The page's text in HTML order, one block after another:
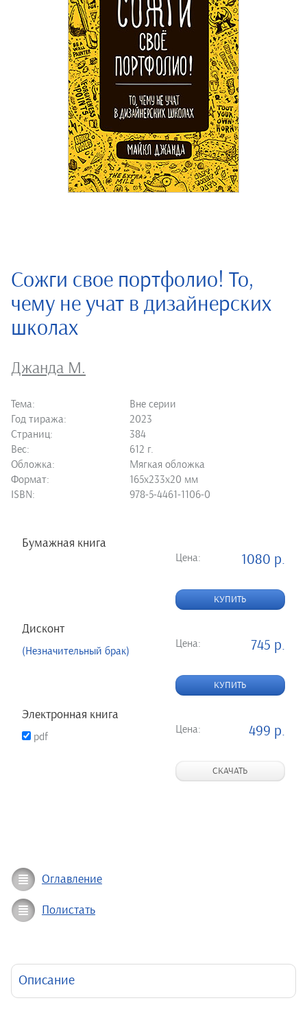
Сожги свое портфолио! То,
чему не учат в дизайнерских
школах
Джанда М.
Тема:
Вне серии
Год тиража:
2023
Страниц:
384
Вес:
612 г.
Обложка:
Мягкая обложка
Формат:
165х233х20 мм
ISBN:
978-5-4461-1106-0
Бумажная книга
Цена: 1080 р.
КУПИТЬ
Дисконт
(Незначительный брак)
Цена: 745 р.
КУПИТЬ
Электронная книга
pdf
Цена: 499 р.
СКАЧАТЬ
Оглавление
Полистать
Описание